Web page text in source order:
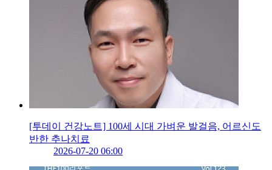
[투데이 건강노트] 100세 시대 가벼운 발걸음, 어르신도
반한 추나치료
2026-07-20 06:00